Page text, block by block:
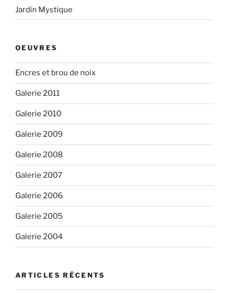
Jardin Mystique
OEUVRES
Encres et brou de noix
Galerie 2011
Galerie 2010
Galerie 2009
Galerie 2008
Galerie 2007
Galerie 2006
Galerie 2005
Galerie 2004
ARTICLES RÉCENTS